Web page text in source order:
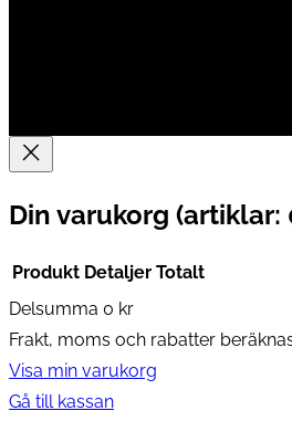
Din varukorg (artiklar:
Produkter
i
varukorg
Produkt Detaljer Totalt
Delsumma 0 kr
Frakt, moms och rabatter
Visa min varukorg
Gå till kassan